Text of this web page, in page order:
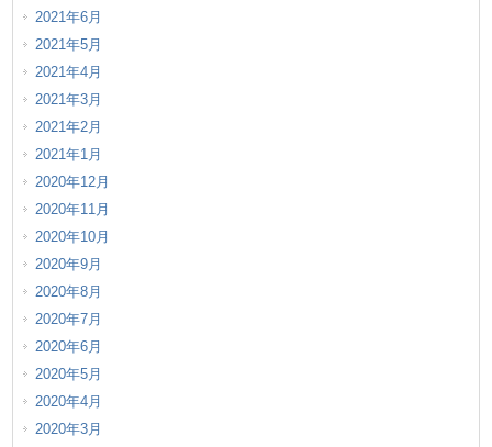
2021年6月
2021年5月
2021年4月
2021年3月
2021年2月
2021年1月
2020年12月
2020年11月
2020年10月
2020年9月
2020年8月
2020年7月
2020年6月
2020年5月
2020年4月
2020年3月